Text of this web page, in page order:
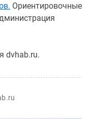
Ориентировочные
dvhab.ru.